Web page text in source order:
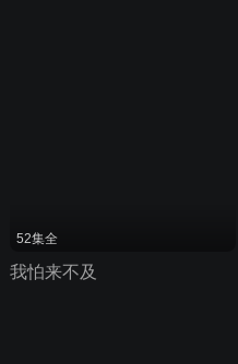
52集全
我怕来不及